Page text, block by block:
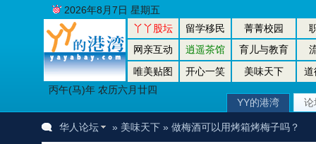
丫丫股坛 留学移民 菁菁校园
网亲互动
逍遥茶馆 育儿与教育
唯美贴图
开心一笑 美味天下
道
丙午(马)年 农历六月廿四
2026年8月7日 星期五
YY的港湾 论
华人论坛 » 美味天下» 做梅酒可以用烤箱烤梅子吗？